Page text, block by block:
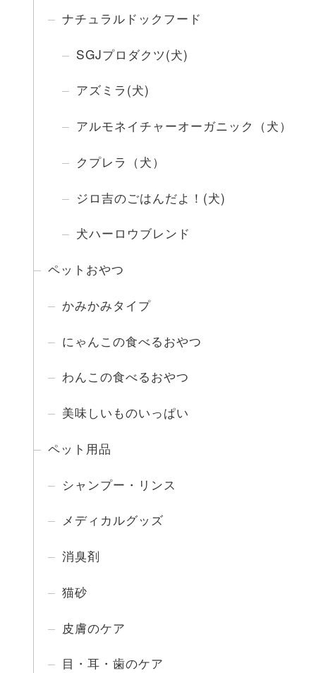
ナチュラルドックフード
SGJプロダクツ(犬)
アズミラ(犬)
アルモネイチャーオーガニック（犬）
クプレラ（犬）
ジロ吉のごはんだよ！(犬)
犬ハーロウブレンド
ペットおやつ
かみかみタイプ
にゃんこの食べるおやつ
わんこの食べるおやつ
美味しいものいっぱい
ペット用品
シャンプー・リンス
メディカルグッズ
消臭剤
猫砂
皮膚のケア
目・耳・歯のケア